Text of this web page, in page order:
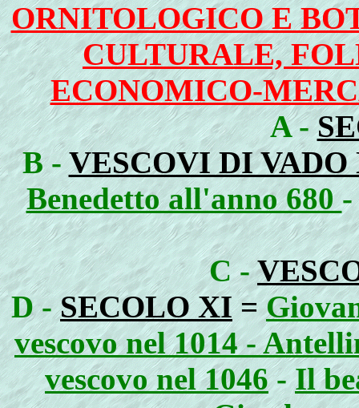
ORNITOLOGICO E
CULTURALE,
ECONOMICO-
A -
B -VESCOVI DI
Benedetto all'anno 680
C -
D -SECOLO XI=
vescovo nel 1014 -
vescovo nel 1046-Il